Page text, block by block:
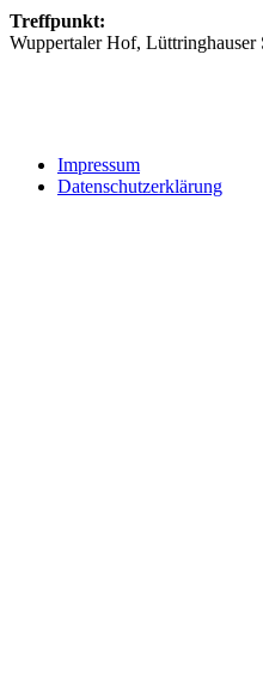
Treffpunkt:
Wuppertaler Hof, Lüttringhauser
Impressum
Datenschutzerklärung